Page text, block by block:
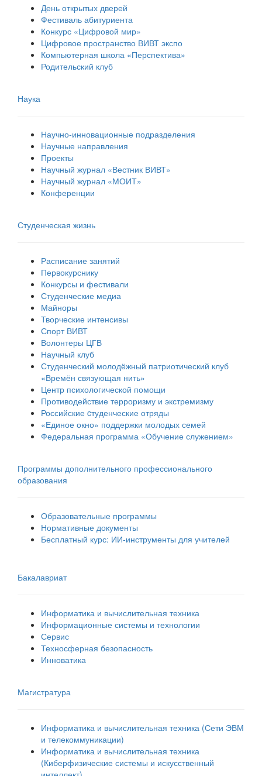
День открытых дверей
Фестиваль абитуриента
Конкурс «Цифровой мир»
Цифровое пространство ВИВТ экспо
Компьютерная школа «Перспектива»
Родительский клуб
Наука
Научно-инновационные подразделения
Научные направления
Проекты
Научный журнал «Вестник ВИВТ»
Научный журнал «МОИТ»
Конференции
Студенческая жизнь
Расписание занятий
Первокурснику
Конкурсы и фестивали
Студенческие медиа
Майноры
Творческие интенсивы
Спорт ВИВТ
Волонтеры ЦГВ
Научный клуб
Студенческий молодёжный патриотический клуб
«Времён связующая нить»
Центр психологической помощи
Противодействие терроризму и экстремизму
Российские cтуденческие отряды
«Единое окно» поддержки молодых семей
Федеральная программа «Обучение служением»
Программы дополнительного профессионального
образования
Образовательные программы
Нормативные документы
Бесплатный курс: ИИ‑инструменты для учителей
Бакалавриат
Информатика и вычислительная техника
Информационные системы и технологии
Сервис
Техносферная безопасность
Инноватика
Магистратура
Информатика и вычислительная техника (Сети ЭВМ
и телекоммуникации)
Информатика и вычислительная техника
(Киберфизические системы и искусственный